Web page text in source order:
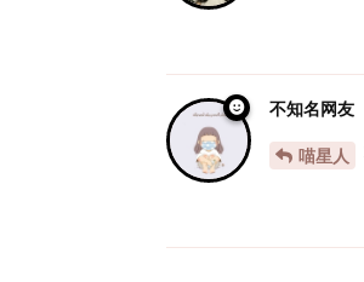
不知名网友
喵星人